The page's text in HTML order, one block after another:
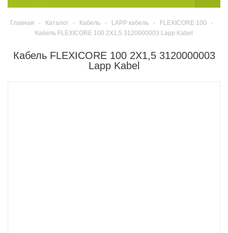
Главная - Каталог - Кабель - LAPP кабель - FLEXICORE 100
-
Кабель FLEXICORE 100 2X1,5 3120000003 Lapp Kabel
Кабель FLEXICORE 100 2X1,5 3120000003
Lapp Kabel